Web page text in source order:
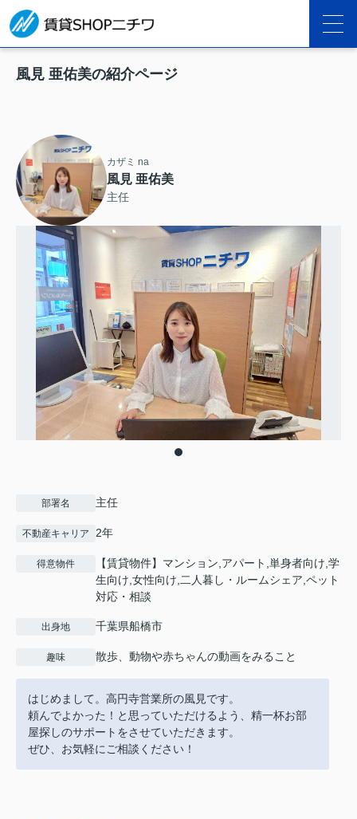
風見 亜佑美の紹介ページ
カザミ na
風見 亜佑美
主任
部署名 主任
不動産キャリア 2年
得意物件
【賃貸物件】マンション,アパート,単身者向け,学
生向け,女性向け,二人暮し・ルームシェア,ペット
対応・相談
出身地 千葉県船橋市
趣味 散歩、動物や赤ちゃんの動画をみること
はじめまして。高円寺営業所の風見です。
頼んでよかった！と思っていただけるよう、精一杯お部
屋探しのサポートをさせていただきます。
ぜひ、お気軽にご相談ください！